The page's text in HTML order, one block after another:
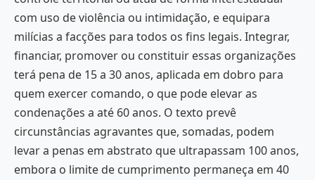
com uso de violência ou intimidação, e equipara
milícias a facções para todos os fins legais. Integrar,
financiar, promover ou constituir essas organizações
terá pena de 15 a 30 anos, aplicada em dobro para
quem exercer comando, o que pode elevar as
condenações a até 60 anos. O texto prevê
circunstâncias agravantes que, somadas, podem
levar a penas em abstrato que ultrapassam 100 anos,
embora o limite de cumprimento permaneça em 40